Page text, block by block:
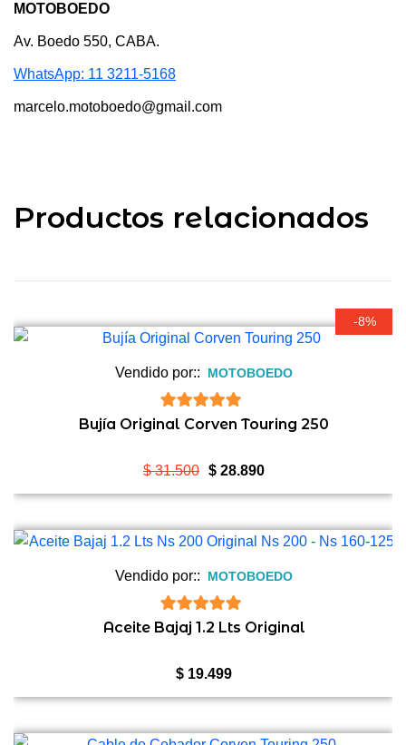
MOTOBOEDO
Av. Boedo 550, CABA.
WhatsApp: 11 3211-5168
marcelo.motoboedo@gmail.com
Productos relacionados
-8%
Vendido por:: MOTOBOEDO
5de 5
Bujía Original Corven Touring 250
$31.500 El
precio
era:
$ 28.890El
precio
es:
Vendido por:: MOTOBOEDO
5 de 5
Aceite Bajaj 1.2 Lts Original
$ 19.499